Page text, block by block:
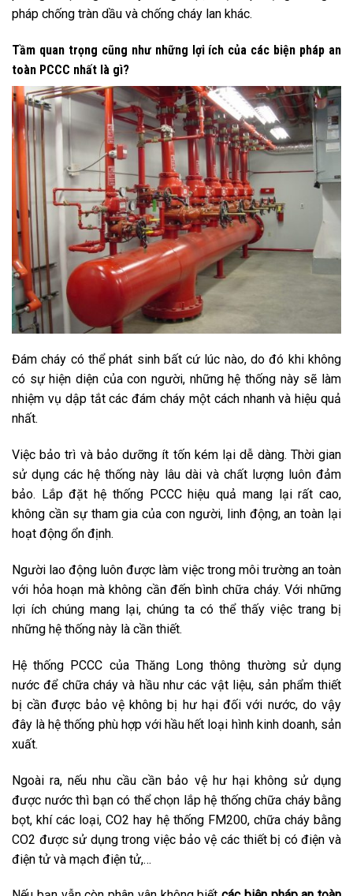
pháp chống tràn dầu và chống cháy lan khác.
Tầm quan trọng cũng như những lợi ích của các biện pháp an
toàn PCCC nhất là gì?
Đám cháy có thể phát sinh bất cứ lúc nào, do đó khi không
có sự hiện diện của con người, những hệ thống này sẽ làm
nhiệm vụ dập tắt các đám cháy một cách nhanh và hiệu quả
nhất.
Việc bảo trì và bảo dưỡng ít tốn kém lại dễ dàng. Thời gian
sử dụng các hệ thống này lâu dài và chất lượng luôn đảm
bảo. Lắp đặt hệ thống PCCC hiệu quả mang lại rất cao,
không cần sự tham gia của con người, linh động, an toàn lại
hoạt động ổn định.
Người lao động luôn được làm việc trong môi trường an toàn
với hỏa hoạn mà không cần đến bình chữa cháy. Với những
lợi ích chúng mang lại, chúng ta có thể thấy việc trang bị
những hệ thống này là cần thiết.
Hệ thống PCCC của Thăng Long thông thường sử dụng
nước để chữa cháy và hầu như các vật liệu, sản phẩm thiết
bị cần được bảo vệ không bị hư hại đối với nước, do vậy
đây là hệ thống phù hợp với hầu hết loại hình kinh doanh, sản
xuất.
Ngoài ra, nếu nhu cầu cần bảo vệ hư hại không sử dụng
được nước thì bạn có thể chọn lắp hệ thống chữa cháy bằng
bọt, khí các loại, CO2 hay hệ thống FM200, chữa cháy bằng
CO2 được sử dụng trong việc bảo vệ các thiết bị có điện và
điện tử và mạch điện tử,…